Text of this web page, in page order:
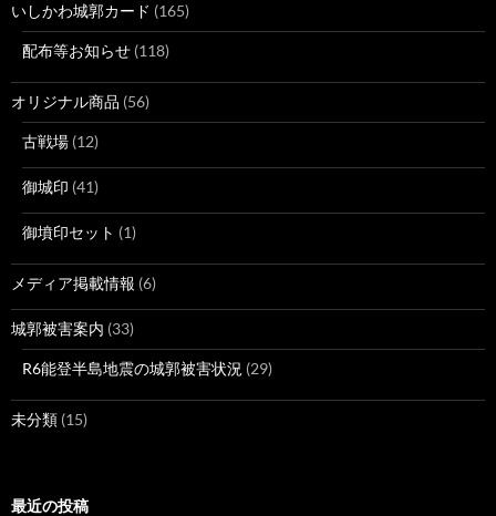
いしかわ城郭カード (165)
配布等お知らせ (118)
オリジナル商品 (56)
古戦場 (12)
御城印 (41)
御墳印セット (1)
メディア掲載情報 (6)
城郭被害案内 (33)
R6能登半島地震の城郭被害状況 (29)
未分類 (15)
最近の投稿